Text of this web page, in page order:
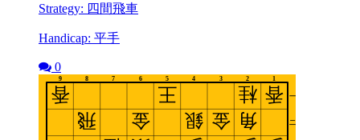
Strategy: 四間飛車
Handicap: 平手
0